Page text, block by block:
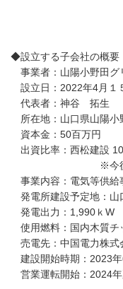
◆設立する子会社の概要
事業者：山陽小野田グ
設立日：2022年4月１
代表者：神谷 拓生
所在地：山口県山陽小
資本金：50百万円
出資比率：西松建設
※今後、複数
事業内容：電気等供給
発電所建設予定地：山
発電出力：1,990ｋW
使用燃料：国内木質チ
売電先：中国電力株式
建設開始時期：2023年
営業運転開始：2024年